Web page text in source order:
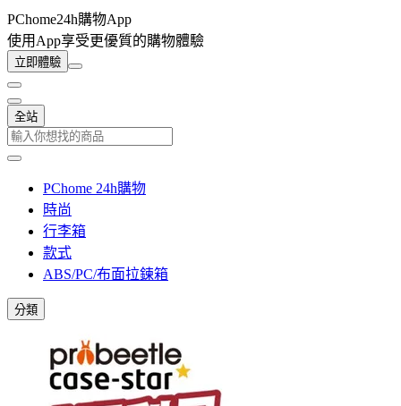
PChome24h購物App
使用App享受更優質的購物體驗
立即體驗
全站
PChome 24h購物
時尚
行李箱
款式
ABS/PC/布面拉鍊箱
分類